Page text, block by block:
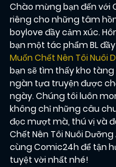
Chào mừng bạn đến với
riêng cho những tâm
boylove đầy cảm xúc.
bạn một tác phẩm BL
Muốn Chết Nên Tôi Nuôi
bạn sẽ tìm thấy kho
ngàn tựa truyện được
ngày. Chúng tôi luôn
không chỉ những câu
đọc mượt mà, thú vị và
Chết Nên Tôi Nuôi
cùng Comic24h để tận
tuyệt vời nhất nhé!